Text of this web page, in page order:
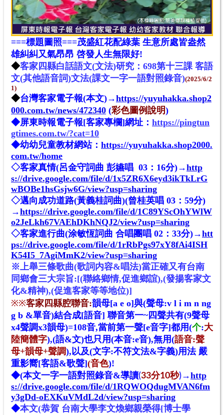
===標題圖照===茂盛紅花配綠葉 生意所處皆盎然
雄糾糾又氣昂昂 啓發人生無限好!
◆客家四縣白話語文(文法)研究：698第十三課 客語
文(其他語音詞)文法(課文一字一語對照錄音)(2025/6/2
1)
◆台灣客家電子報(本文)→https://yuyuhakka.shop2
000.com.tw/news/472340 (彩色圖例說明)
◆屏東時報電子報[客家專欄]網址 ： https://pingtun
gtimes.com.tw/?cat=10
◆幼幼兒童教材網站： https://yuyuhakka.shop2000.
com.tw/home
◇客家真情(呂金守詞曲 彭嬿唱 03：16分)→http
s://drive.google.com/file/d/1x5ZR6X6eyd3ikTkLrG
wBOBe1hsGsjw6G/view?usp=sharing
◇邁向成功道路(黃義桂詞曲)(曾桂英唱 03：59分)
→https://drive.google.com/file/d/1C89YScOhYWlW
o2JeLkh67VAEhDKhNQJ2/view?usp=sharing
◇客家進行曲(涂敏恆詞曲 合唱團唱 02：33分)→htt
ps://drive.google.com/file/d/1rRbPgs97xY8fAi4ISH
K54I5_7AgiMmK2/view?usp=sharing
※上舉三條歌曲(歌詞内容&唱法)當正確又有台南
同鄉會三大宗旨:[(聯絡鄉情,促進鄉誼),(發揚客家文
化&精神),(促進客家等等地位)]
※※客家四縣腔聯音:韻母[a e o]與(聲母:v l i m n ng
g b &單音)結合成[語音] 聯音第一~四聲共有(9聲母
x4聲調x3韻母)=108音,當前第一聲[e音字]都用(个:大
陸簡體字),(語&文)也只用(本音:e音),無用(語音:聲
母+韻母+聲調),以及(文字:不符文法&字義)用法 嚴
重影嚮[客語&歌聲](音色)!
◆(本文一字一語對照錄音&導讀(33分10秒)→http
s://drive.google.com/file/d/1RQWOQdugMVAN6fm
y3gDd-oEXKuVMdL2d/view?usp=sharing
◆本文(恭賀 台南大學李文煥鄉親榮得[博士學